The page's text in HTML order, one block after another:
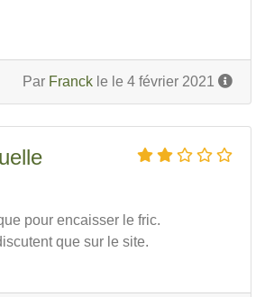
Par Franck le le 4 février 2021
pour encaisser le fric.
que sur le site.